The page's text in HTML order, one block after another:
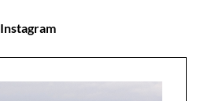
Instagram